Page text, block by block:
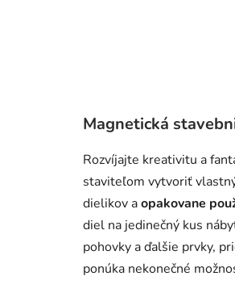
Magnetická
Rozvíjajte kreativitu a
staviteľom vytvoriť
dielikov aopakovane
diel na jedinečný kus
pohovky a ďalšie prvky,
ponúka nekonečné